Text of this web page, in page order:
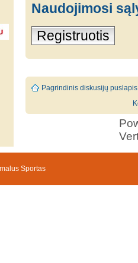
Naudojimosi
Registruotis
Pagrindinis diskusijų puslapis
Sportas